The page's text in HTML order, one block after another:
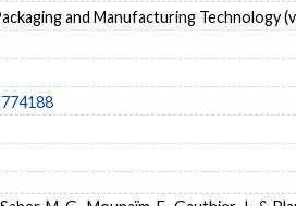
and Manufacturing Technology